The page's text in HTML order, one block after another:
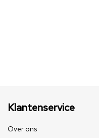
Klantenservice
Over ons